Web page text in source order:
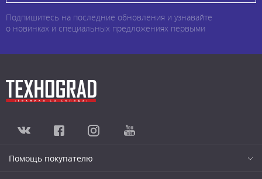
Подпишитесь на последние обновления и узнавайте
о новинках и специальных предложениях первыми
Помощь покупателю